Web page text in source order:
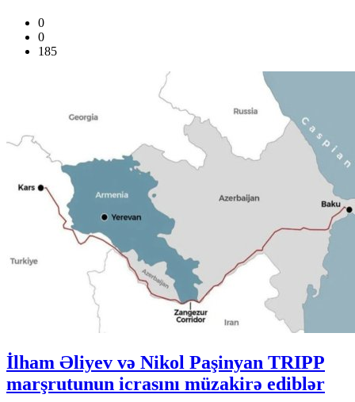
0
0
185
İlham Əliyev və Nikol Paşinyan TRIPP
marşrutunun icrasını müzakirə ediblər